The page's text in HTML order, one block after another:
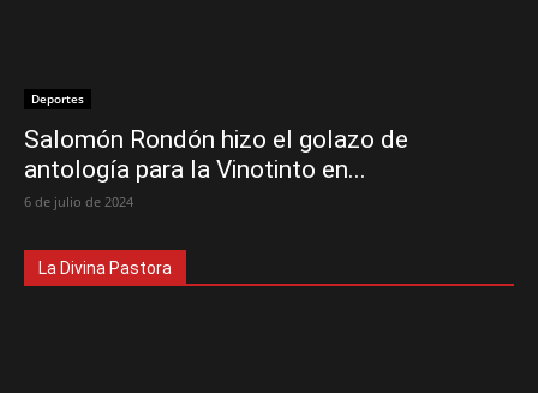
Deportes
Salomón Rondón hizo el golazo de
antología para la Vinotinto en...
6 de julio de 2024
La Divina Pastora